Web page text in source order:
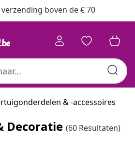
boven de € 70
& -accessoires
Decoratie (60 Resultaten)